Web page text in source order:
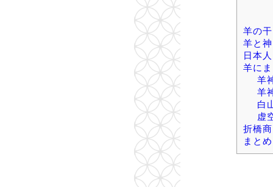
羊の
羊と
日本
羊に
羊
羊
白
虚
折橋
まと